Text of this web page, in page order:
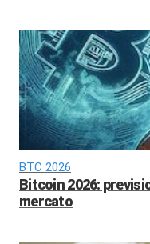
BTC 2026
Bitcoin 2026:
mercato